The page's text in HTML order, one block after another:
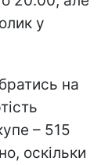
у
на
– 515
оскільки